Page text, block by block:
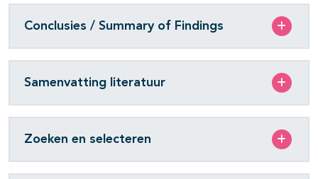
Conclusies / Summary of Findings
Samenvatting literatuur
Zoeken en selecteren